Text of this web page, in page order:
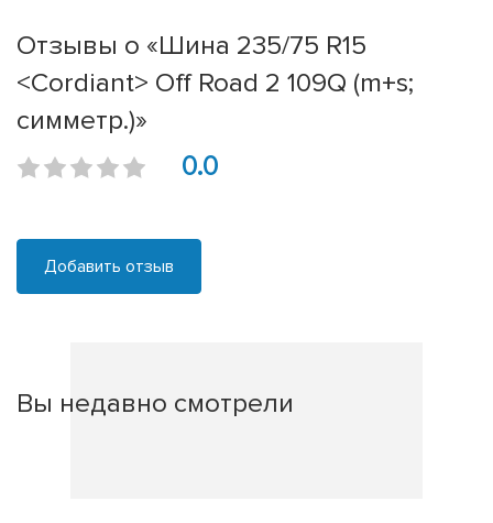
Отзывы о «Шина 235/75 R15
<Cordiant> Off Road 2 109Q (m+s;
симметр.)»
0.0
Добавить отзыв
Вы недавно смотрели